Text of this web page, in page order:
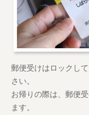
郵便受けはロックし
さい。
お帰りの際は、郵便
ます。